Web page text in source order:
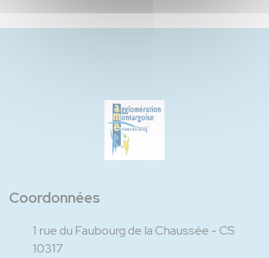
Coordonnées
1 rue du Faubourg de la Chaussée - CS
10317